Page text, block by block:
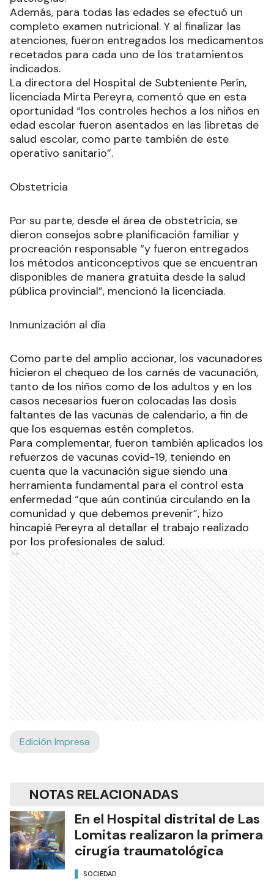
Además, para todas las edades se efectuó un
completo examen nutricional. Y al finalizar las
atenciones, fueron entregados los medicamentos
recetados para cada uno de los tratamientos
indicados.
La directora del Hospital de Subteniente Perín,
licenciada Mirta Pereyra, comentó que en esta
oportunidad “los controles hechos a los niños en
edad escolar fueron asentados en las libretas de
salud escolar, como parte también de este
operativo sanitario”.
Obstetricia
Por su parte, desde el área de obstetricia, se
dieron consejos sobre planificación familiar y
procreación responsable “y fueron entregados
los métodos anticonceptivos que se encuentran
disponibles de manera gratuita desde la salud
pública provincial”, mencionó la licenciada.
Inmunización al día
Como parte del amplio accionar, los vacunadores
hicieron el chequeo de los carnés de vacunación,
tanto de los niños como de los adultos y en los
casos necesarios fueron colocadas las dosis
faltantes de las vacunas de calendario, a fin de
que los esquemas estén completos.
Para complementar, fueron también aplicados los
refuerzos de vacunas covid-19, teniendo en
cuenta que la vacunación sigue siendo una
herramienta fundamental para el control esta
enfermedad “que aún continúa circulando en la
comunidad y que debemos prevenir”, hizo
hincapié Pereyra al detallar el trabajo realizado
por los profesionales de salud.
Ads
Edición Impresa
NOTAS RELACIONADAS
En el Hospital distrital de Las
Lomitas realizaron la primera
cirugía traumatológica
SOCIEDAD